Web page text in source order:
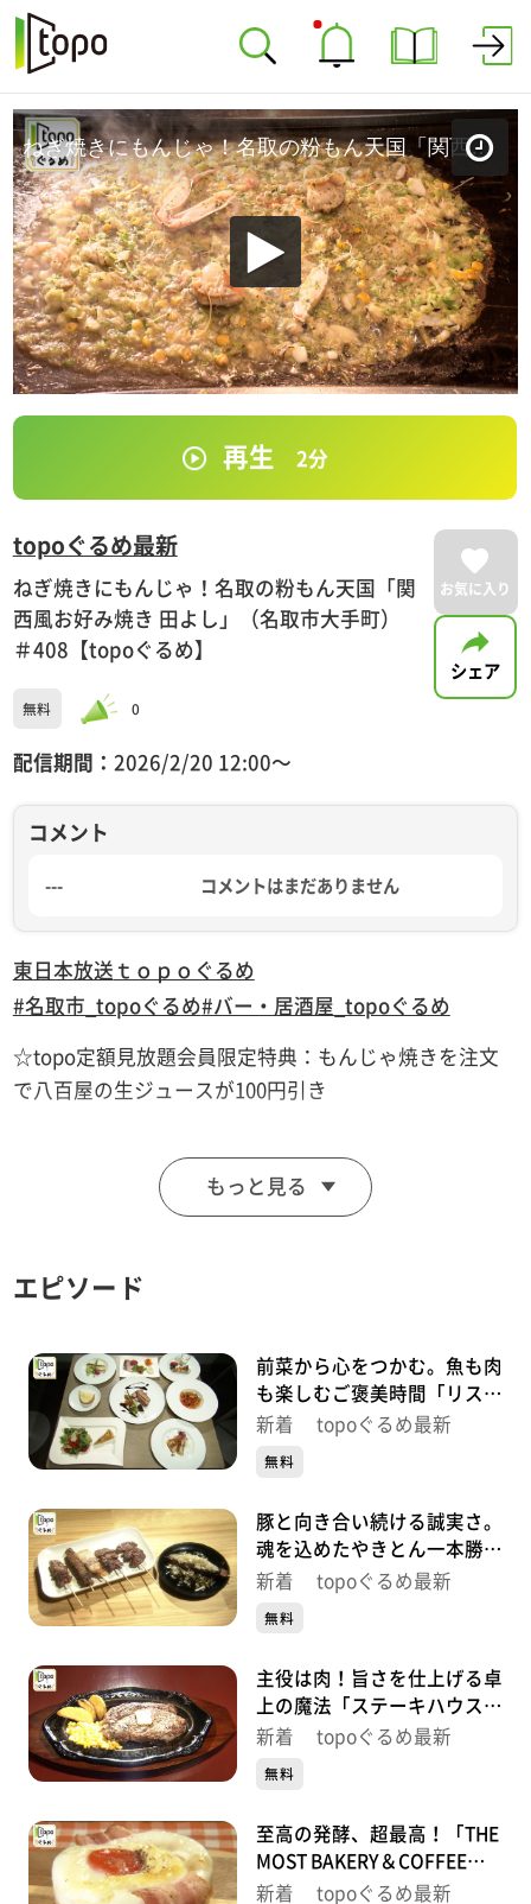
ねぎ焼きにもんじゃ！名取の粉もん天国「関西風お好み焼き 田よし」（名取市大手町）＃408【topoぐるめ】
再生 2分
topoぐるめ最新
ねぎ焼きにもんじゃ！名取の粉もん天国「関
西風お好み焼き 田よし」（名取市大手町）
＃408【topoぐるめ】
無料 0
配信期間： 2026/2/20 12:00〜
お気に入り
シェア
コメント
--- コメントはまだありません
東日本放送 ｔｏｐｏぐるめ
#名取市_topoぐるめ#バー・居酒屋_topoぐるめ
☆topo定額見放題会員限定特典：もんじゃ焼きを注文
で八百屋の生ジュースが100円引き
■関西風お好み焼き 田よし
【住所】宮城県名取市大手町4-5-1
【電話番号】022-384-4046
【定休日】火･水曜
♪ALL BECAUSE OF YOU ＰＵＦＦＹ
※特典をご利用の際は、topoにログインをしてトップ
画面をご注文の前にお店の方にお見せください。
「定額見放題会員」を提示）
※紹介した店舗情報は変更している場合があります。
※紹介した商品は取り扱いが終了している場合がありま
す。
もっと見る
エピソード
前菜から心をつかむ。魚も肉
も楽しむご褒美時間「リスト
ランテ キシネ」（青葉区本
新着 topoぐるめ最新
無料
豚と向き合い続ける誠実さ。
魂を込めたやきとん一本勝負
「やきとん魂」（青葉区国分
新着 topoぐるめ最新
無料
主役は肉！旨さを仕上げる卓
上の魔法「ステーキハウス
GREAT RARE」（青葉区二日
新着 topoぐるめ最新
無料
至高の発酵、超最高！「THE
MOST BAKERY＆COFFEE仙
台東口店」（宮城野区榴岡）
新着 topoぐるめ最新